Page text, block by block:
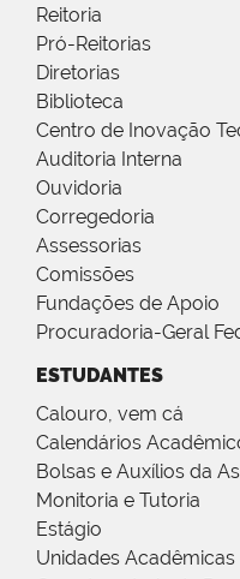
Reitoria
Pró-Reitorias
Diretorias
Biblioteca
Centro de Inovação
Auditoria Interna
Ouvidoria
Corregedoria
Assessorias
Comissões
Fundações de Apoio
Procuradoria-Geral
ESTUDANTES
Calouro, vem cá
Calendários
Bolsas e Auxílios da
Monitoria e Tutoria
Estágio
Unidades Acadêmicas